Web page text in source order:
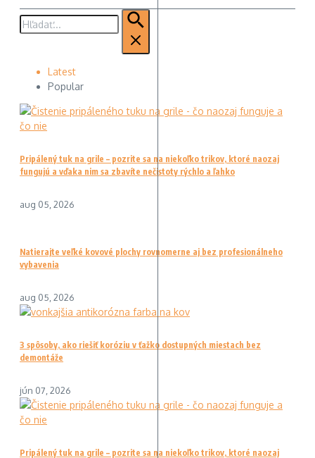
Hľadať:
Latest
Popular
Pripálený tuk na grile – pozrite sa na niekoľko trikov, ktoré naozaj
fungujú a vďaka nim sa zbavíte nečistoty rýchlo a ľahko
aug 05, 2026
Natierajte veľké kovové plochy rovnomerne aj bez profesionálneho
vybavenia
aug 05, 2026
3 spôsoby, ako riešiť koróziu v ťažko dostupných miestach bez
demontáže
jún 07, 2026
Pripálený tuk na grile – pozrite sa na niekoľko trikov, ktoré naozaj